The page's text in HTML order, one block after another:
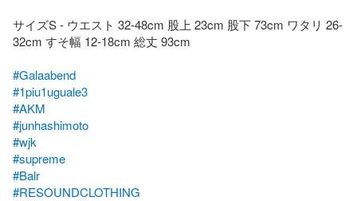
サイズS - ウエスト 32-48cm 股上 23cm 股下 73cm ワタリ 26-
32cm すそ幅 12-18cm 総丈 93cm
#Galaabend
#1piu1uguale3
#AKM
#junhashimoto
#wjk
#supreme
#Balr
#RESOUNDCLOTHING